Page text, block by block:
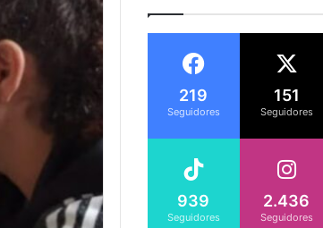
219
Seguidores
151
Seguidores
939
Seguidores
2.436
Seguidores